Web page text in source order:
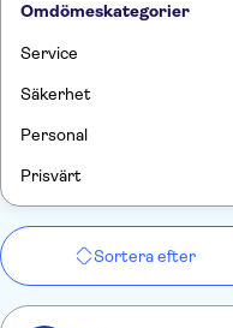
Omdömeskategorier
Service
Säkerhet
Personal
Prisvärt
Sortera efter